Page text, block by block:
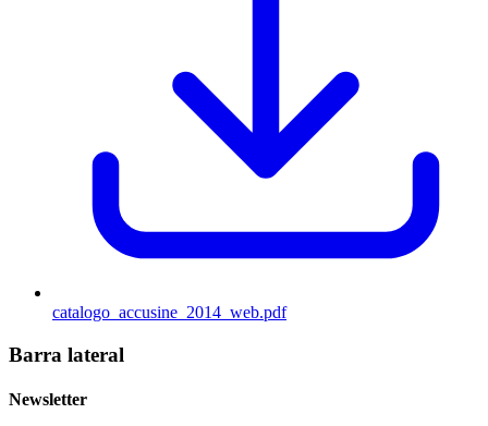
catalogo_accusine_2014_web.pdf
Barra lateral
Newsletter